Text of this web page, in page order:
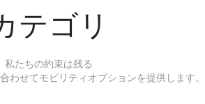
テゴリ
私たちの約束は残る
わせてモビリティオプションを提供します。